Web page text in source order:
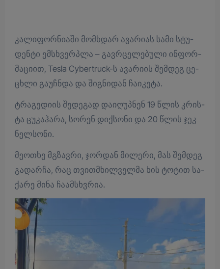
კა­ლი­ფორ­ნი­ა­ში მომ­ხდარ ავა­რი­ას სამი სტუ­
დენ­ტი ემსხვერ­პლა – გავ­რცე­ლე­ბუ­ლი ინ­ფორ­
მა­ცი­ით, Tesla Cybertruck-ს ავა­რი­ის შემ­დეგ ცე­
ცხლი გა­უჩ­ნდა და შიგ­ნი­დან ჩა­ი­კე­ტა.
ტრა­გე­დი­ის შე­დე­გად და­ი­ღუპ­ნენ 19 წლის კრის­
ტა ცუ­კა­ჰა­რა, სო­რენ დიქ­სო­ნი და 20 წლის ჯეკ
ნელ­სო­ნი.
მე­ო­თხე მგზავ­რი, ჯორ­დან მი­ლე­რი, მას შემ­დეგ
გა­დარ­ჩა, რაც თვითმხილ­ველ­მა ხის ტო­ტით სა­
ქა­რე მინა ჩა­ამ­სხვრია.